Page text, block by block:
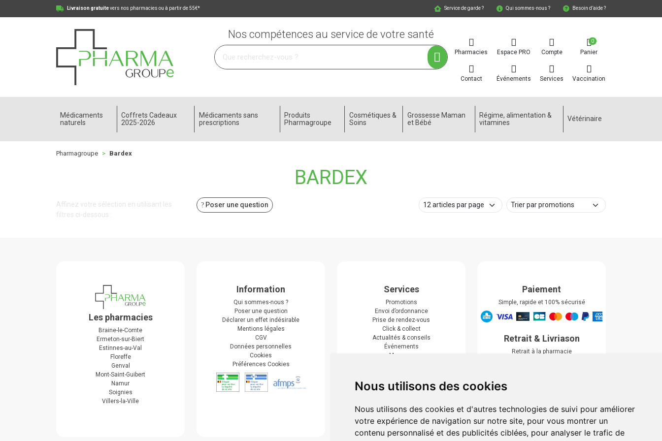
Nous utilisons des cookies
Nous utilisons des cookies et d'autres technologies de suivi pour améliorer
votre expérience de navigation sur notre site, pour vous montrer un
contenu personnalisé et des publicités ciblées, pour analyser le trafic de
Livraison gratuitevers nos pharmacies ou à partir de 55€* Service de garde ? Qui sommes-nous ? Besoin d’aide ?
Pharmagroupe Votre pharmacie en ligne à votre service
Pharmacies
Contact
Espace PRO
Événements
Compte
Services
Panier
0
Vaccination
Nos compétences au service de votre santé
Médicaments
naturels
Coffrets Cadeaux
2025-2026
Médicaments sans
prescriptions
Produits
Pharmagroupe
Cosmétiques &
Soins
Grossesse Maman
et Bébé
Régime, alimentation &
vitamines
Vétérinaire
Pharmagroupe Bardex
BARDEX
Poser une question
Affinez votre sélection en utilisant les
filtres ci-dessous :
Les pharmacies
Braine-le-Comte
Ermeton-sur-Biert
Estinnes-au-Val
Floreffe
Genval
Mont-Saint-Guibert
Namur
Soignies
Villers-la-Ville
Information
Qui sommes-nous ?
Poser une question
Déclarer un effet indésirable
Mentions légales
CGV
Données personnelles
Cookies
Préférences Cookies
Services
Promotions
Envoi d’ordonnance
Prise de rendez-vous
Click & collect
Actualités & conseils
Événements
Marques
Paiement
Simple, rapide et 100% sécurisé
Retrait & Livriason
Retrait à la pharmacie